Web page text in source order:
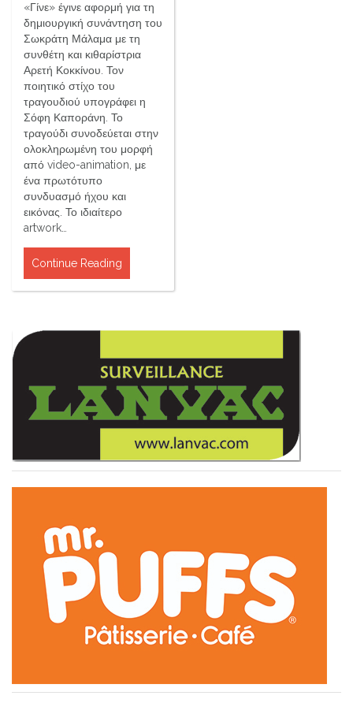
«Γίνε» έγινε αφορμή για τη
δημιουργική συνάντηση του
Σωκράτη Μάλαμα με τη
συνθέτη και κιθαρίστρια
Αρετή Κοκκίνου. Τον
ποιητικό στίχο του
τραγουδιού υπογράφει η
Σόφη Καποράνη. Το
τραγούδι συνοδεύεται στην
ολοκληρωμένη του μορφή
από video-animation, με
ένα πρωτότυπο
συνδυασμό ήχου και
εικόνας. Το ιδιαίτερο
artwork…
Continue Reading